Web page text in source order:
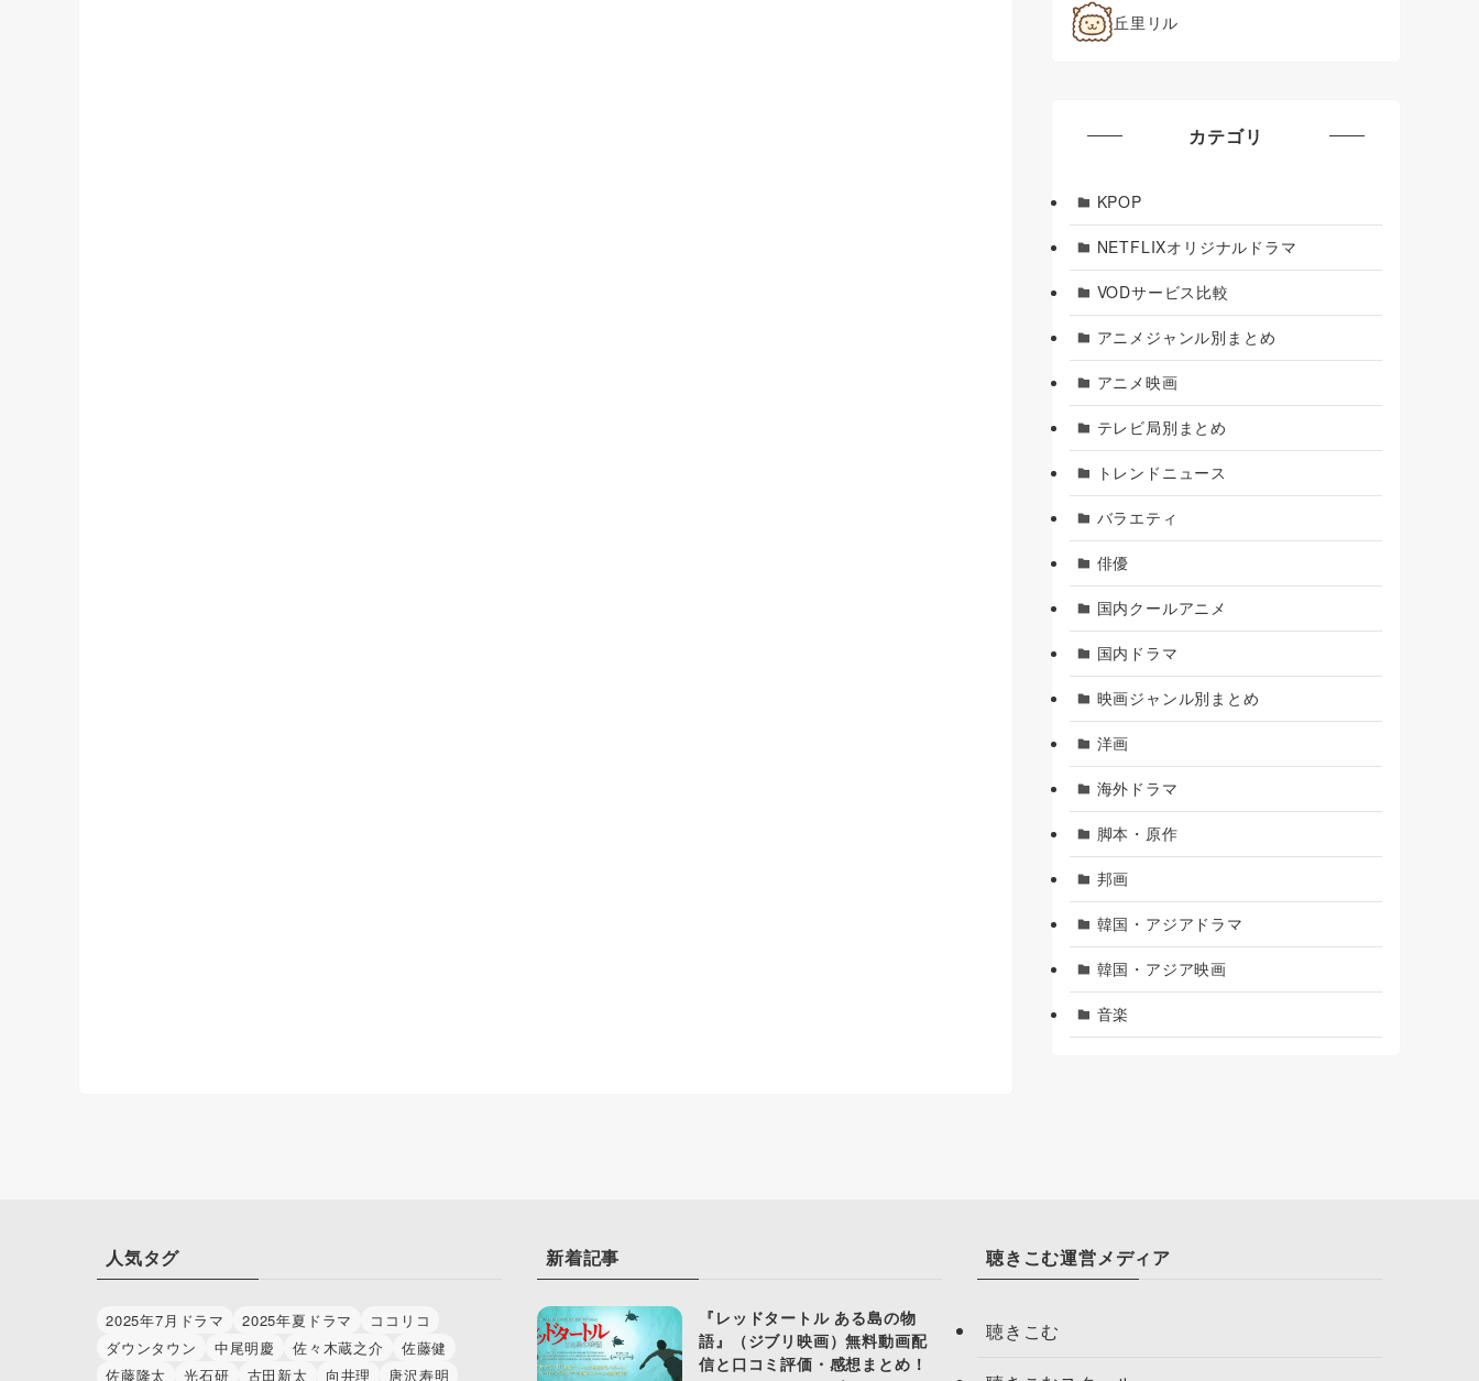
丘里リル
カテゴリ
KPOP
NETFLIXオリジナルドラマ
VODサービス比較
アニメジャンル別まとめ
アニメ映画
テレビ局別まとめ
トレンドニュース
バラエティ
俳優
国内クールアニメ
国内ドラマ
映画ジャンル別まとめ
洋画
海外ドラマ
脚本・原作
邦画
韓国・アジアドラマ
韓国・アジア映画
音楽
人気タグ
2025年7月ドラマ 2025年夏ドラマ
ココリコ
ダウンタウン
中尾明慶 佐々木蔵之介
佐藤健
佐藤隆太
光石研 古田新太 向井理 唐沢寿明
新着記事
『レッドタートル ある島の物
語』（ジブリ映画）無料動画配
信と口コミ評価・感想まとめ！
聴きこむ運営メディア
聴きこむ